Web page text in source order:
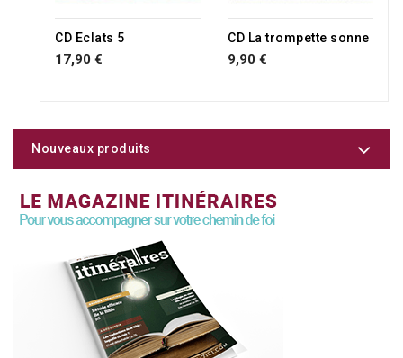
CD Eclats 5
17,90 €
CD La trompette sonne
9,90 €
Nouveaux produits